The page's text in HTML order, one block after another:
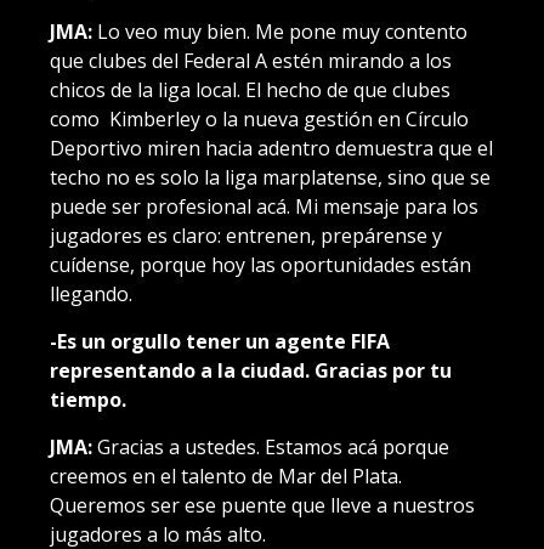
JMA: Lo veo muy bien. Me pone muy contento
que clubes del Federal A estén mirando a los
chicos de la liga local. El hecho de que clubes
como Kimberley o la nueva gestión en Círculo
Deportivo miren hacia adentro demuestra que el
techo no es solo la liga marplatense, sino que se
puede ser profesional acá. Mi mensaje para los
jugadores es claro: entrenen, prepárense y
cuídense, porque hoy las oportunidades están
llegando.
-Es un orgullo tener un agente FIFA
representando a la ciudad. Gracias por tu
tiempo.
JMA:Gracias a ustedes. Estamos acá porque
creemos en el talento de Mar del Plata.
Queremos ser ese puente que lleve a nuestros
jugadores a lo más alto.